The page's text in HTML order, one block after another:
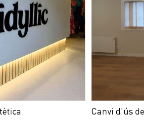
Canvi d’ús